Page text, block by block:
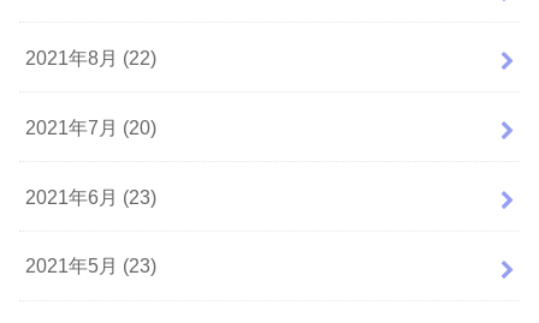
2021年8月 (22)
2021年7月 (20)
2021年6月 (23)
2021年5月 (23)